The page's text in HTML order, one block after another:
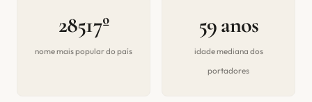
28517º
nome mais popular do país
59 anos
idade mediana dos
portadores